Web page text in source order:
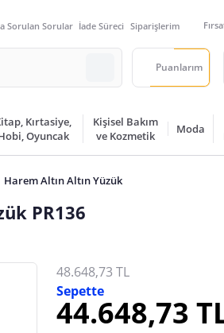
Sorulan Sorular İade Süreci Siparişlerim
Puanlarım
Kırtasiye,
Oyuncak
Kişisel Bakım
ve Kozmetik
Moda
Harem Altın Altın Yüzük
PR136
48.648,73 TL
Sepette
44.648,73